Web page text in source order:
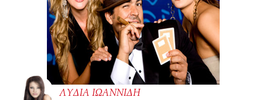
ΛΥΔΙΑ ΙΩΑΝΝΙΔΗ